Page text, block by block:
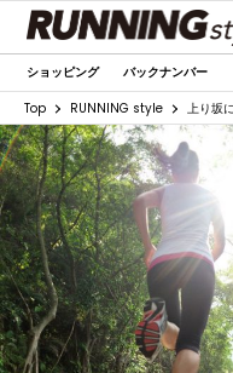
ショッピング バックナンバー
Top RUNNING style 上り坂